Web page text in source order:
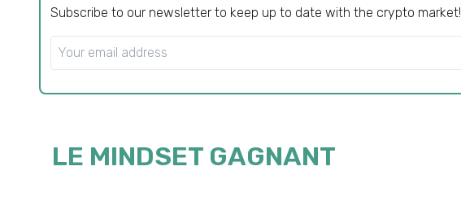
Subscribe to our newsletter to keep up to date with the crypto market!
LE MINDSET GAGNANT